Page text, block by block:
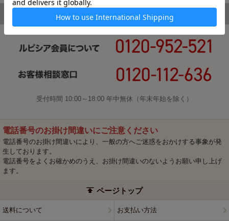
受付時間 10:00～18:00 年中無休（年末年始を除く）
電話番号のお掛け間違いにご注意ください
電話番号のお掛け間違いにより、一般の方へご迷惑をおかけする事象が発
生しております。
電話番号をよくお確かめのうえ、お掛け間違いのないようお願い申し上げ
ます。
ページトップ
送料について お支払い方法